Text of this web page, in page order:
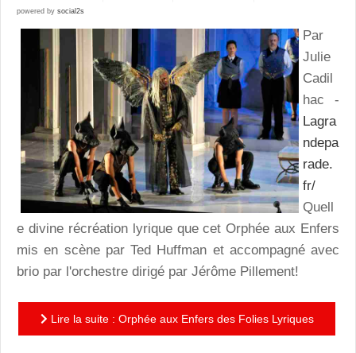
powered by social2s
Par
Julie
Cadil
hac -
Lagra
ndepa
rade.
fr/
Quell
e divine récréation lyrique que cet Orphée aux Enfers
mis en scène par Ted Huffman et accompagné avec
brio par l'orchestre dirigé par Jérôme Pillement!
Lire la suite : Orphée aux Enfers des Folies Lyriques